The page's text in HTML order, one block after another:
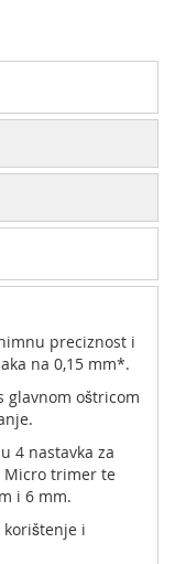
preciznost i
na 0,15 mm*.
glavnom oštricom
4 nastavka za
Micro trimer te
i 6 mm.
korištenje i